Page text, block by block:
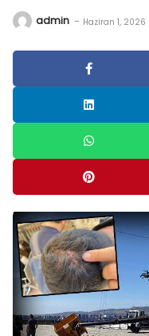
admin - Haziran 1, 2026